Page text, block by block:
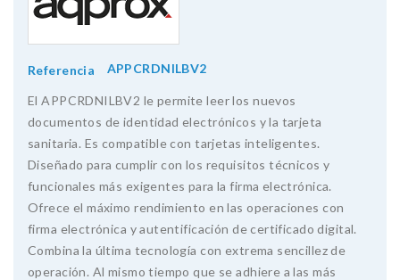
Referencia APPCRDNILBV2
El APPCRDNILBV2 le permite leer los nuevos
documentos de identidad electrónicos y la tarjeta
sanitaria. Es compatible con tarjetas inteligentes.
Diseñado para cumplir con los requisitos técnicos y
funcionales más exigentes para la firma electrónica.
Ofrece el máximo rendimiento en las operaciones con
firma electrónica y autentificación de certificado digital.
Combina la última tecnología con extrema sencillez de
operación. Al mismo tiempo que se adhiere a las más